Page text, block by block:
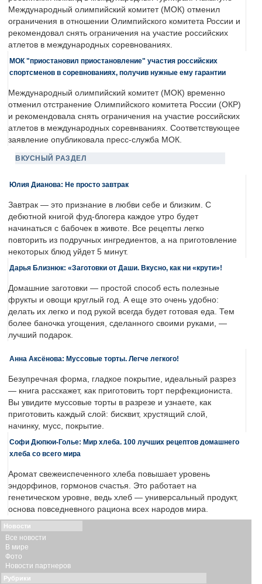
Международный олимпийский комитет (МОК) отменил
ограничения в отношении Олимпийского комитета России и
рекомендовал снять ограничения на участие российских
атлетов в международных соревнованиях.
МОК "приостановил приостановление" участия российских
спортсменов в соревнованиях, получив нужные ему гарантии
Международный олимпийский комитет (МОК) временно
отменил отстранение Олимпийского комитета России (ОКР)
и рекомендовала снять ограничения на участие российских
атлетов в международных соревнваниях. Соответствующее
заявление опубликовала пресс-служба МОК.
ВКУСНЫЙ РАЗДЕЛ
Юлия Дианова: Не просто завтрак
Завтрак — это признание в любви себе и близким. С
дебютной книгой фуд-блогера каждое утро будет
начинаться с бабочек в животе. Все рецепты легко
повторить из подручных ингредиентов, а на приготовление
некоторых блюд уйдет 5 минут.
Дарья Близнюк: «Заготовки от Даши. Вкусно, как ни «крути»!
Домашние заготовки — простой способ есть полезные
фрукты и овощи круглый год. А еще это очень удобно:
делать их легко и под рукой всегда будет готовая еда. Тем
более баночка угощения, сделанного своими руками, —
лучший подарок.
Анна Аксёнова: Муссовые торты. Легче легкого!
Безупречная форма, гладкое покрытие, идеальный разрез
— книга расскажет, как приготовить торт перфекциониста.
Вы увидите муссовые торты в разрезе и узнаете, как
приготовить каждый слой: бисквит, хрустящий слой,
начинку, мусс, покрытие.
Софи Дюпюи-Голье: Мир хлеба. 100 лучших рецептов домашнего
хлеба со всего мира
Аромат свежеиспеченного хлеба повышает уровень
эндорфинов, гормонов счастья. Это работает на
генетическом уровне, ведь хлеб — универсальный продукт,
основа повседневного рациона всех народов мира.
Новости
Все новости
В мире
Фото
Новости партнеров
Рубрики